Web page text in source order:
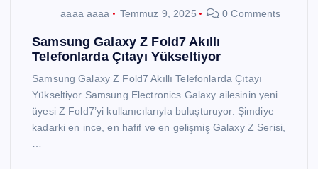
aaaa aaaa Temmuz 9, 2025 0 Comments
Samsung Galaxy Z Fold7 Akıllı
Telefonlarda Çıtayı Yükseltiyor
Samsung Galaxy Z Fold7 Akıllı Telefonlarda Çıtayı
Yükseltiyor Samsung Electronics Galaxy ailesinin yeni
üyesi Z Fold7’yi kullanıcılarıyla buluşturuyor. Şimdiye
kadarki en ince, en hafif ve en gelişmiş Galaxy Z Serisi,